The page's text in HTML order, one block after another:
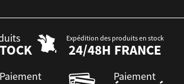
Expédition des produits en stock
24/48H FRANCE
Paiement Paiement